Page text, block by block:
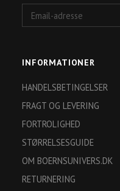
adresse
INFORMATIONER
HANDELSBETINGELSER
FRAGT OG LEVERING
FORTROLIGHED
STØRRELSESGUIDE
OM BOERNSUNIVERS.DK
RETURNERING